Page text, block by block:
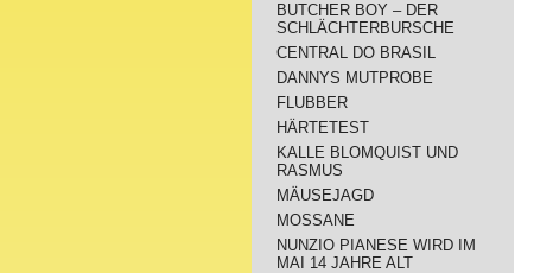
BUTCHER BOY – DER
SCHLÄCHTERBURSCHE
CENTRAL DO BRASIL
DANNYS MUTPROBE
FLUBBER
HÄRTETEST
KALLE BLOMQUIST UND
RASMUS
MÄUSEJAGD
MOSSANE
NUNZIO PIANESE WIRD IM
MAI 14 JAHRE ALT